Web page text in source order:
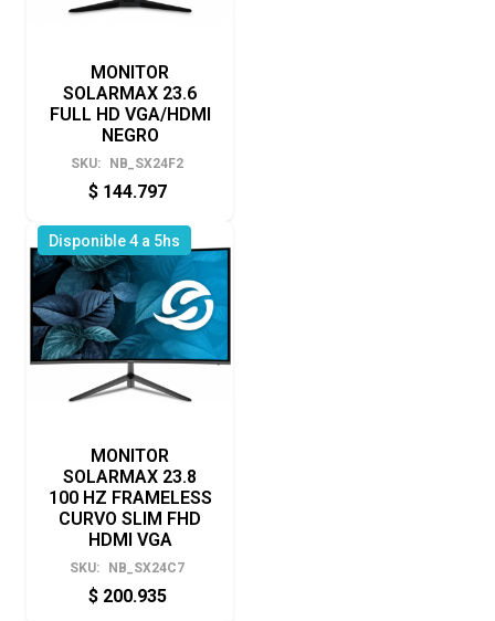
MONITOR
SOLARMAX 23.6
FULL HD VGA/HDMI
NEGRO
SKU: NB_SX24F2
$ 144.797
Disponible 4 a 5hs
MONITOR
SOLARMAX 23.8
100 HZ FRAMELESS
CURVO SLIM FHD
HDMI VGA
SKU: NB_SX24C7
$ 200.935